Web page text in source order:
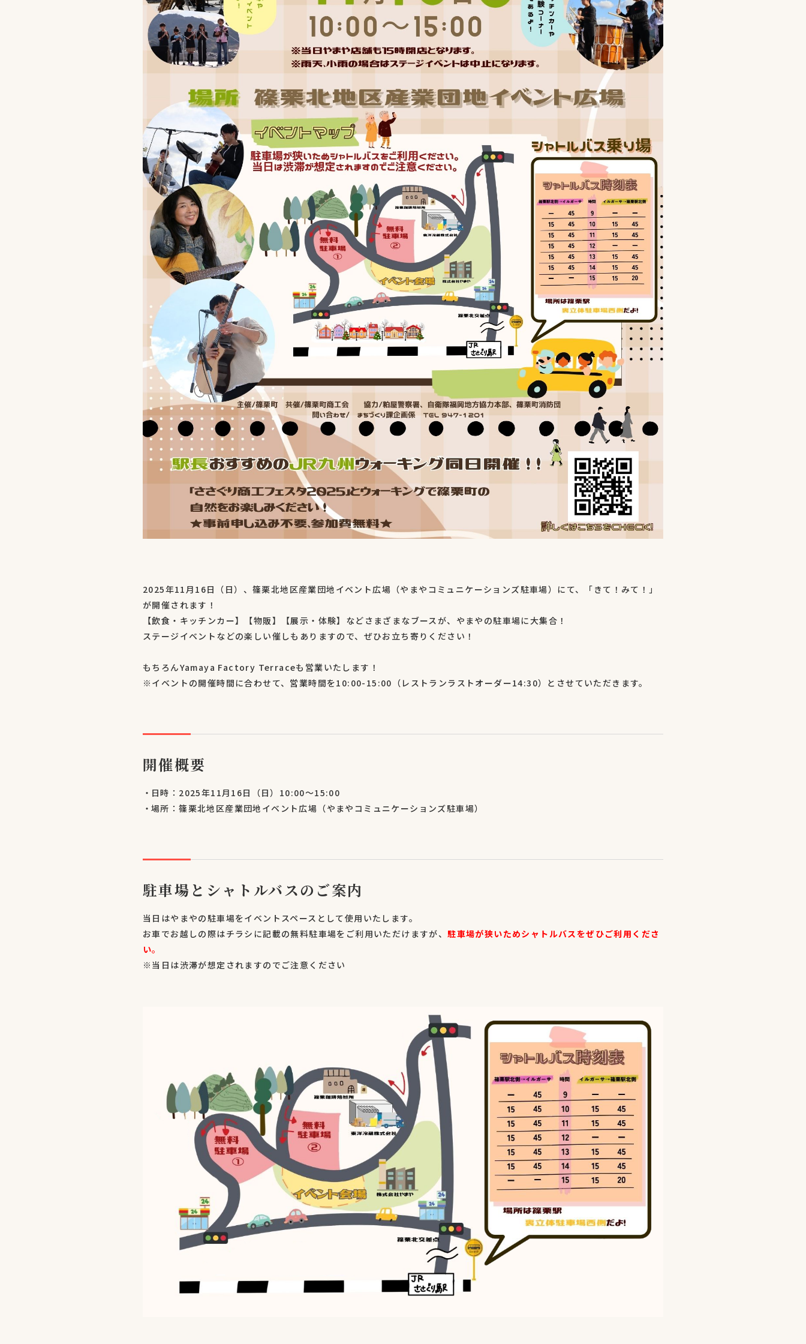
2025年11月16日（日）、篠栗北地区産業団地イベント広場（やまやコミュニケーションズ駐車場）にて、「きて！みて！」
が開催されます！
【飲食・キッチンカー】【物販】【展示・体験】などさまざまなブースが、やまやの駐車場に大集合！
ステージイベントなどの楽しい催しもありますので、ぜひお立ち寄りください！
もちろんYamaya Factory Terraceも営業いたします！
※イベントの開催時間に合わせて、営業時間を10:00-15:00（レストランラストオーダー14:30）とさせていただきます。
開催概要
日時：2025年11月16日（日）10:00～15:00
場所：篠栗北地区産業団地イベント広場（やまやコミュニケーションズ駐車場）
駐車場とシャトルバスのご案内
当日はやまやの駐車場をイベントスペースとして使用いたします。
お車でお越しの際はチラシに記載の無料駐車場をご利用いただけますが、駐車場が狭いためシャトルバスをぜひご利用くださ
い。
※当日は渋滞が想定されますのでご注意ください